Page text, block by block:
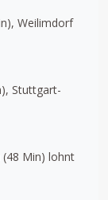
Weilimdorf
Stuttgart-
(48 Min) lohnt